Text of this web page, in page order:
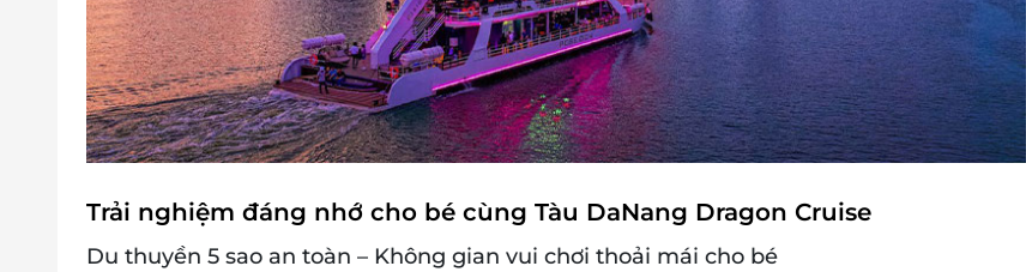
Trải nghiệm đáng nhớ cho bé cùng Tàu DaNang Dragon Cruise
Du thuyền 5 sao an toàn – Không gian vui chơi thoải mái cho bé